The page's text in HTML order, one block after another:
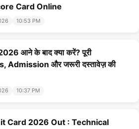
Card Online
10:53 PM
आने के बाद क्या करें? पूरी
Admission और जरूरी दस्तावेज़ की
10:37 PM
Card 2026 Out : Technical